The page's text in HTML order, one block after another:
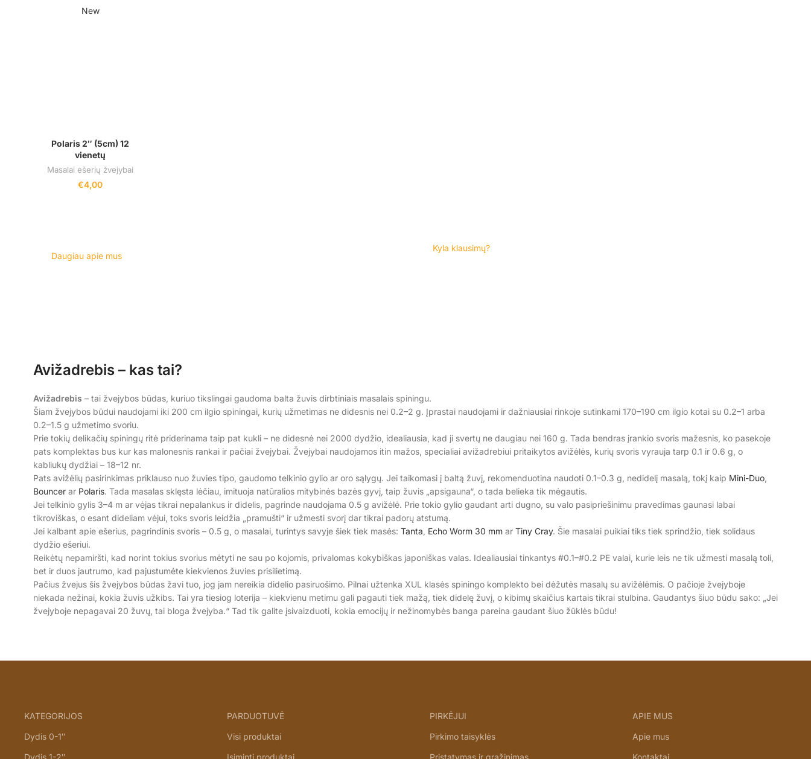
New
Polaris 2″ (5cm) 12
vienetų
Masalai ešerių žvejybai
€4,00
Daugiau apie mus
Kyla klausimų?
Avižadrebis – kas tai?
Avižadrebis – tai žvejybos būdas, kuriuo tikslingai gaudoma balta žuvis dirbtiniais masalais spiningu.
Šiam žvejybos būdui naudojami iki 200 cm ilgio spiningai, kurių užmetimas ne didesnis nei 0.2–2 g. Įprastai naudojami ir dažniausiai rinkoje sutinkami 170–190 cm ilgio kotai su 0.2–1 arba
0.2–1.5 g užmetimo svoriu.
Prie tokių delikačių spiningų ritė priderinama taip pat kukli – ne didesnė nei 2000 dydžio, idealiausia, kad ji svertų ne daugiau nei 160 g. Tada bendras įrankio svoris mažesnis, ko pasekoje
pats komplektas bus kur kas malonesnis rankai ir pačiai žvejybai. Žvejybai naudojamos itin mažos, specialiai avižadrebiui pritaikytos avižėlės, kurių svoris vyrauja tarp 0.1 ir 0.6 g, o
kabliukų dydžiai – 18–12 nr.
Pats avižėlių pasirinkimas priklauso nuo žuvies tipo, gaudomo telkinio gylio ar oro sąlygų. Jei taikomasi į baltą žuvį, rekomenduotina naudoti 0.1–0.3 g, nedidelį masalą, tokį kaip Mini-Duo
Bouncer ar Polaris. Tada masalas sklęsta lėčiau, imituoja natūralios mitybinės bazės gyvį, taip žuvis „apsigauna“, o tada belieka tik mėgautis.
Jei telkinio gylis 3–4 m ar vėjas tikrai nepalankus ir didelis, pagrinde naudojama 0.5 g avižėlė. Prie tokio gylio gaudant arti dugno, su valo pasipriešinimu pravedimas gaunasi labai
tikroviškas, o esant dideliam vėjui, toks svoris leidžia „pramušti“ ir užmesti svorį dar tikrai padorų atstumą.
Jei kalbant apie ešerius, pagrindinis svoris – 0.5 g, o masalai, turintys savyje šiek tiek masės: Tanta Echo Worm 30 mm ar Tiny Cray. Šie masalai puikiai tiks tiek sprindžio, tiek solidaus
dydžio ešeriui.
Reikėtų nepamiršti, kad norint tokius svorius mėtyti ne sau po kojomis, privalomas kokybiškas japoniškas valas. Idealiausiai tinkantys #0.1–#0.2 PE valai, kurie leis ne tik užmesti masalą toli,
bet ir duos jautrumo, kad pajustumėte kiekvienos žuvies prisilietimą.
Pačius žvejus šis žvejybos būdas žavi tuo, jog jam nereikia didelio pasiruošimo. Pilnai užtenka XUL klasės spiningo komplekto bei dėžutės masalų su avižėlėmis. O pačioje žvejyboje
niekada nežinai, kokia žuvis užkibs. Tai yra tiesiog loterija – kiekvienu metimu gali pagauti tiek mažą, tiek didelę žuvį, o kibimų skaičius kartais tikrai stulbina. Gaudantys šiuo būdu sako: „Jei
žvejyboje nepagavai 20 žuvų, tai bloga žvejyba.“ Tad tik galite įsivaizduoti, kokia emocijų ir nežinomybės banga pareina gaudant šiuo žūklės būdu!
KATEGORIJOS
Dydis 0-1″
Dydis 1-2″
PARDUOTUVĖ
Visi produktai
Įsiminti produktai
PIRKĖJUI
Pirkimo taisyklės
Pristatymas ir grąžinimas
APIE MUS
Apie mus
Kontaktai